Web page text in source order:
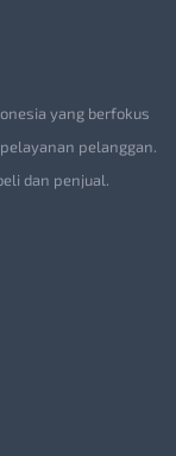
yang berfokus
pelanggan.
dan penjual.